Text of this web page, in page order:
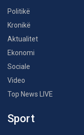
Politikë
Kronikë
Aktualitet
Ekonomi
Sociale
Video
Top News LIVE
Sport